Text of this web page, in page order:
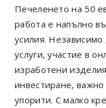
Печеленето на 50
работа е напълно
усилия.
услуги, участие в
изработени
инвестиране,
упорити. С малко